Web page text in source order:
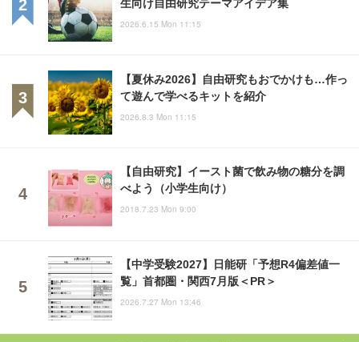
2026.6.15 Mon 11:15
【夏休み2026】自由研究もおでかけも…作っ
て遊んで学べるキットを紹介
2026.8.3 Mon 11:15
【自由研究】イースト菌で飲み物の糖分を調
べよう（小学生向け）
2018.7.23 Mon 9:00
【中学受験2027】日能研「予想R4偏差値一
覧」首都圏・関西7月版＜PR＞
2026.7.27 Mon 13:46